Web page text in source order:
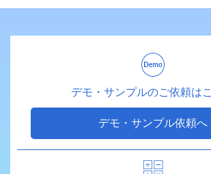
デモ・サンプルのご依頼は
デモ・サンプル依頼へ